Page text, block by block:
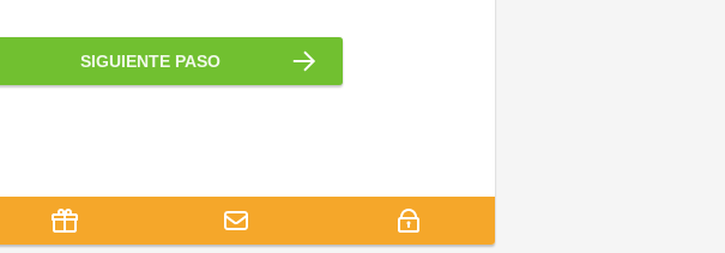
SIGUIENTE PASO